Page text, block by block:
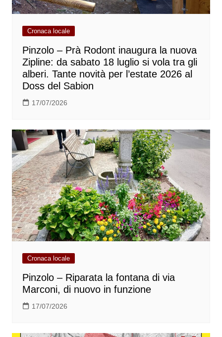
Cronaca locale
Pinzolo – Prà Rodont inaugura la nuova
Zipline: da sabato 18 luglio si vola tra gli
alberi. Tante novità per l’estate 2026 al
Doss del Sabion
17/07/2026
Cronaca locale
Pinzolo – Riparata la fontana di via
Marconi, di nuovo in funzione
17/07/2026